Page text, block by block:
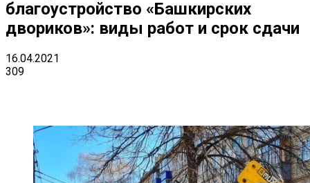
благоустройство «Башкирских
двориков»: виды работ и срок сдачи
16.04.2021
309